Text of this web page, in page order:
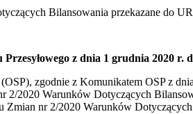
Bilansowania przekazane do
z dnia 1 grudnia 2020
(OSP), zgodnie z Komunikatem OSP z
2/2020 Warunków Dotyczących
Zmian nr 2/2020 Warunków